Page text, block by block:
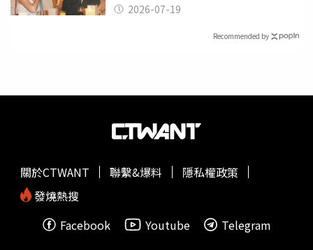
2026-07-19
Recommended by
關於CTWANT 聯繫&爆料
隱私權政策
發燒熱搜
Facebook
Youtube Telegram